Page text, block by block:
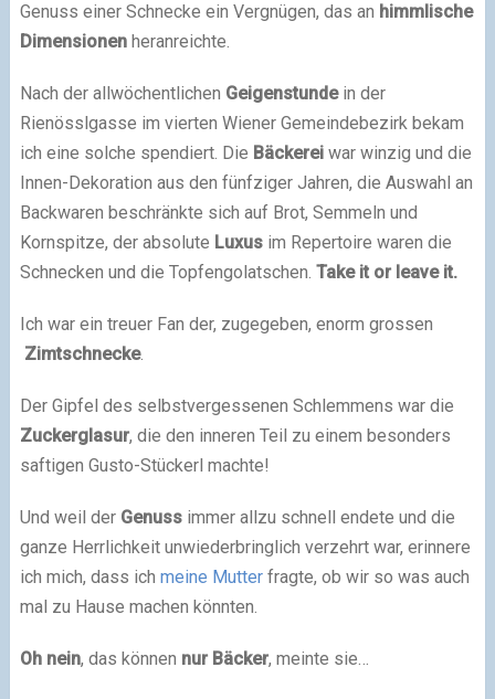
Genuss einer Schnecke ein Vergnügen, das an himmlische
Dimensionenheranreichte.
Nach der allwöchentlichen Geigenstundein der
Rienösslgasse im vierten Wiener Gemeindebezirk bekam
ich eine solche spendiert. Die Bäckereiwar winzig und die
Innen-Dekoration aus den fünfziger Jahren, die Auswahl an
Backwaren beschränkte sich auf Brot, Semmeln und
Kornspitze, der absolute Luxusim Repertoire waren die
Schnecken und die Topfengolatschen. Take it or leave it.
Ich war ein treuer Fan der, zugegeben, enorm grossen
Zimtschnecke.
Der Gipfel des selbstvergessenen Schlemmens war die
Zuckerglasur, die den inneren Teil zu einem besonders
saftigen Gusto-Stückerl machte!
Und weil der Genussimmer allzu schnell endete und die
ganze Herrlichkeit unwiederbringlich verzehrt war, erinnere
ich mich, dass ich meine Mutter fragte, ob wir so was auch
mal zu Hause machen könnten.
Oh nein, das können nur Bäcker, meinte sie…